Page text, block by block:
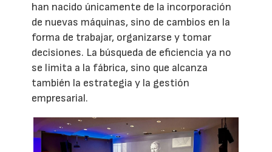
han nacido únicamente de la incorporación
de nuevas máquinas, sino de cambios en la
forma de trabajar, organizarse y tomar
decisiones. La búsqueda de eficiencia ya no
se limita a la fábrica, sino que alcanza
también la estrategia y la gestión
empresarial.